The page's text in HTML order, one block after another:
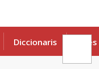
Diccionaris Eines